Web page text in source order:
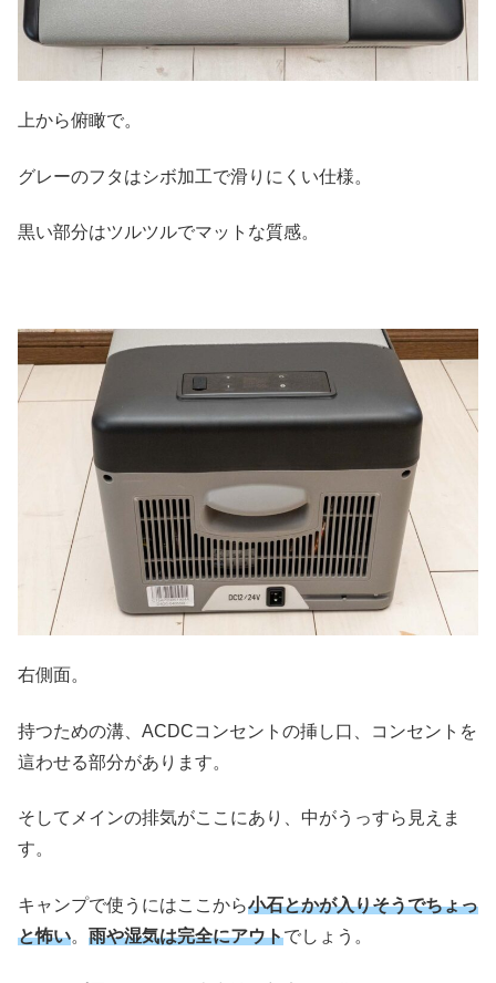
上から俯瞰で。
グレーのフタはシボ加工で滑りにくい仕様。
黒い部分はツルツルでマットな質感。
右側面。
持つための溝、ACDCコンセントの挿し口、コンセントを
這わせる部分があります。
そしてメインの排気がここにあり、中がうっすら見えま
す。
キャンプで使うにはここから小石とかが入りそうでちょっ
と怖い。 雨や湿気は完全にアウトでしょう。